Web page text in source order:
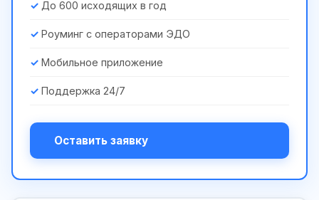
До 600 исходящих в год
Роуминг с операторами ЭДО
Мобильное приложение
Поддержка 24/7
Оставить заявку